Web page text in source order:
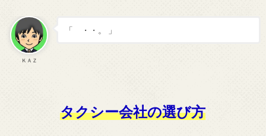
ＫＡＺ
「 ・・。 」
タクシー会社の選び方